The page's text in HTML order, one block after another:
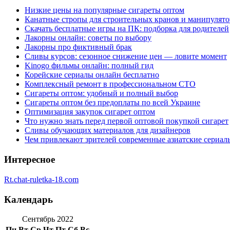
Низкие цены на популярные сигареты оптом
Канатные стропы для строительных кранов и
Скачать бесплатные игры на ПК: подборка для родителей
Лакорны онлайн: советы по выбору
Лакорны про фиктивный брак
Сливы курсов: сезонное снижение цен — ловите момент
Kinogo фильмы онлайн: полный гид
Корейские сериалы онлайн бесплатно
Комплексный ремонт в профессиональном СТО
Сигареты оптом: удобный и полный выбор
Сигареты оптом без предоплаты по всей Украине
Оптимизация закупок сигарет оптом
Что нужно знать перед первой оптовой покупкой сигарет
Сливы обучающих материалов для дизайнеров
Чем привлекают зрителей современные азиатские
Интересное
Rt.chat-ruletka-18.com
Календарь
Сентябрь 2022